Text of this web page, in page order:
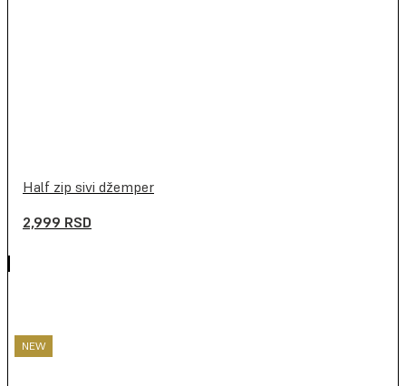
Half zip sivi džemper
2,999 RSD
NEW
NEW